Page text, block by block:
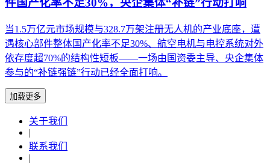
件国产化率不足30%，央企集体“补链”行动打响
当1.5万亿元市场规模与328.7万架注册无人机的产业底座，遭
遇核心部件整体国产化率不足30%、航空电机与电控系统对外
依存度超70%的结构性短板——一场由国资委主导、央企集体
参与的“补链强链”行动已经全面打响。
加载更多
关于我们
|
联系我们
|